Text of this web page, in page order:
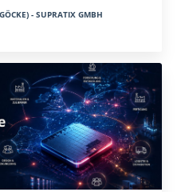
- SUPRATIX GMBH